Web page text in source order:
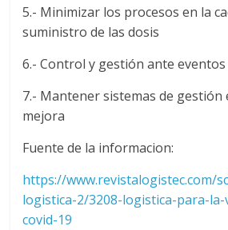
5.- Minimizar los procesos en la
suministro de las dosis
6.- Control y gestión ante
7.- Mantener sistemas de gestión
mejora
Fuente de la informacion:
https://www.revistalogistec.com/
logistica-2/3208-logistica-para-
covid-19